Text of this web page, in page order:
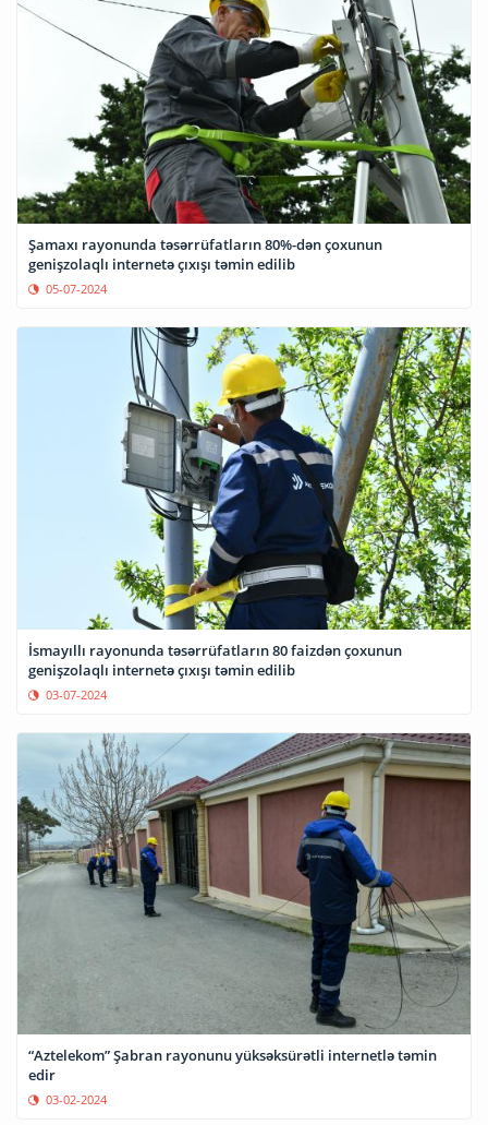
Şamaxı rayonunda təsərrüfatların 80%-dən çoxunun
genişzolaqlı internetə çıxışı təmin edilib
05-07-2024
İsmayıllı rayonunda təsərrüfatların 80 faizdən çoxunun
genişzolaqlı internetə çıxışı təmin edilib
03-07-2024
“Aztelekom” Şabran rayonunu yüksəksürətli internetlə təmin
edir
03-02-2024